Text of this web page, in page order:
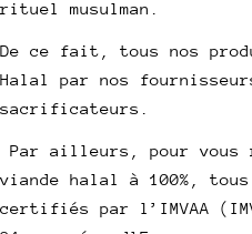
rituel musulman.
De ce fait, tous nos
Halal par nos
sacrificateurs.
Par ailleurs, pour vous
viande halal à 100%,
certifiés par l’IMVAA